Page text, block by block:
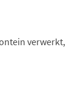
verwerkt,